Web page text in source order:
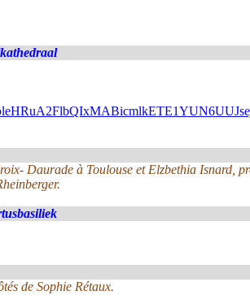
Daurade à Toulouse et Elzbethia Isnard,
de Sophie Rétaux.